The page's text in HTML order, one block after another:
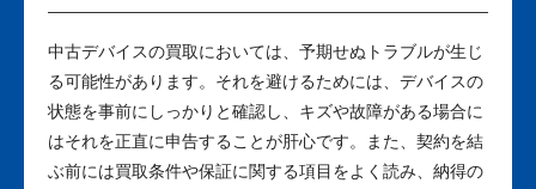
中古デバイスの買取においては、予期せぬトラブルが生じ
る可能性があります。それを避けるためには、デバイスの
状態を事前にしっかりと確認し、キズや故障がある場合に
はそれを正直に申告することが肝心です。また、契約を結
ぶ前には買取条件や保証に関する項目をよく読み、納得の